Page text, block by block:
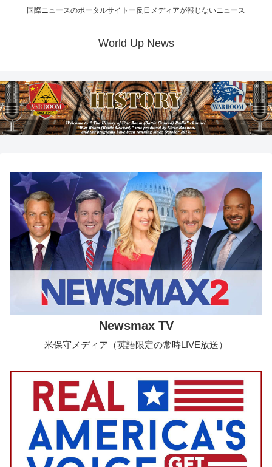
国際ニュースのポータルサイトー反日メディアが報じないニュース
World Up News
Newsmax TV
米保守メディア（英語限定の常時LIVE放送）